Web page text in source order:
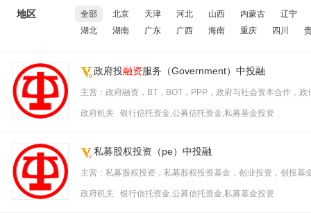
地区 全部 北京 天津 河北 山西 内蒙古
辽宁
湖北
湖南 广东 广西 海南 重庆 四川
政府投融资服务（Government）中投融
主营：政府融资，BT，BOT，PPP，政府与社会资本合作，政
政府机关 银行信托资金,公募信托资金,私募基金投资
私募股权投资（pe）中投融
主营：私募股权投资，私募股权投资基金，创业投资，创投基
政府机关 银行信托资金,公募信托资金,私募基金投资